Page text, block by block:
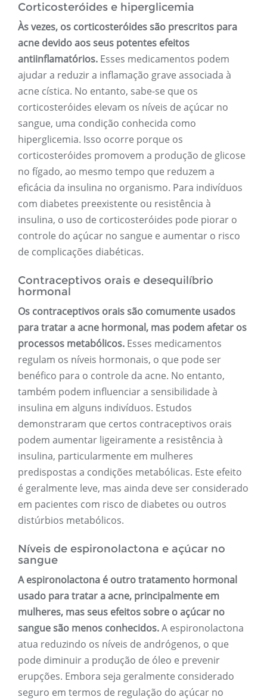
Corticosteróides e hiperglicemia
Às vezes, os corticosteróides são prescritos para
acne devido aos seus potentes efeitos
antiinflamatórios. Esses medicamentos podem
ajudar a reduzir a inflamação grave associada à
acne cística. No entanto, sabe-se que os
corticosteróides elevam os níveis de açúcar no
sangue, uma condição conhecida como
hiperglicemia. Isso ocorre porque os
corticosteróides promovem a produção de glicose
no fígado, ao mesmo tempo que reduzem a
eficácia da insulina no organismo. Para indivíduos
com diabetes preexistente ou resistência à
insulina, o uso de corticosteróides pode piorar o
controle do açúcar no sangue e aumentar o risco
de complicações diabéticas.
Contraceptivos orais e desequilíbrio
hormonal
Os contraceptivos orais são comumente usados ​​
para tratar a acne hormonal, mas podem afetar os
processos metabólicos. Esses medicamentos
regulam os níveis hormonais, o que pode ser
benéfico para o controle da acne. No entanto,
também podem influenciar a sensibilidade à
insulina em alguns indivíduos. Estudos
demonstraram que certos contraceptivos orais
podem aumentar ligeiramente a resistência à
insulina, particularmente em mulheres
predispostas a condições metabólicas. Este efeito
é geralmente leve, mas ainda deve ser considerado
em pacientes com risco de diabetes ou outros
distúrbios metabólicos.
Níveis de espironolactona e açúcar no
sangue
A espironolactona é outro tratamento hormonal
usado para tratar a acne, principalmente em
mulheres, mas seus efeitos sobre o açúcar no
sangue são menos conhecidos.A espironolactona
atua reduzindo os níveis de andrógenos, o que
pode diminuir a produção de óleo e prevenir
erupções. Embora seja geralmente considerado
seguro em termos de regulação do açúcar no